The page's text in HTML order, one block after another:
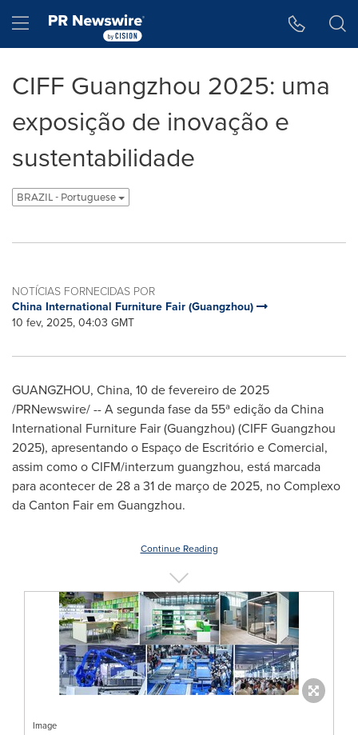
Hamburger menu
CIFF Guangzhou 2025: uma
exposição de inovação e
sustentabilidade
BRAZIL - Portuguese
NOTÍCIAS FORNECIDAS POR
China International Furniture Fair (Guangzhou)
10 fev, 2025, 04:03 GMT
GUANGZHOU, China, 10 de fevereiro de 2025
/PRNewswire/ -- A segunda fase da 55ª edição da China
International Furniture Fair (Guangzhou) (CIFF Guangzhou
2025), apresentando o Espaço de Escritório e Comercial,
assim como o CIFM/interzum guangzhou, está marcada
para acontecer de 28 a 31 de março de 2025, no Complexo
da Canton Fair em Guangzhou.
Continue Reading
Image